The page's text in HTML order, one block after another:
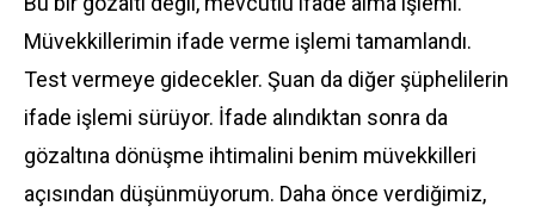
Müvekkillerimin ifade verme işlemi tamamlandı.
Test vermeye gidecekler. Şuan da diğer şüphelilerin
ifade işlemi sürüyor. İfade alındıktan sonra da
gözaltına dönüşme ihtimalini benim müvekkilleri
açısından düşünmüyorum. Daha önce verdiğimiz,